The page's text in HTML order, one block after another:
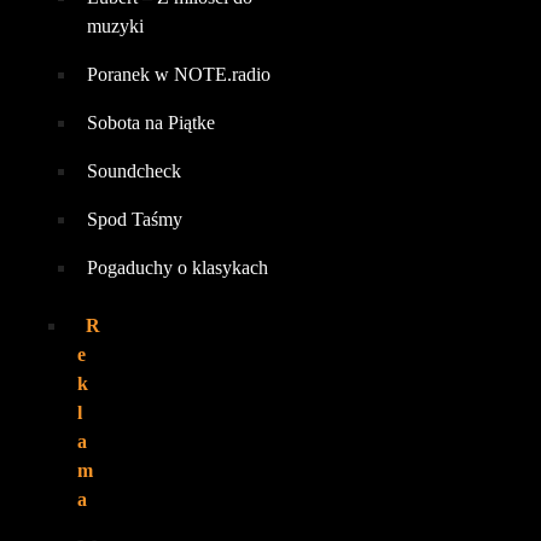
muzyki
Poranek w NOTE.radio
Sobota na Piątke
Soundcheck
Spod Taśmy
Pogaduchy o klasykach
R
e
k
l
a
m
a